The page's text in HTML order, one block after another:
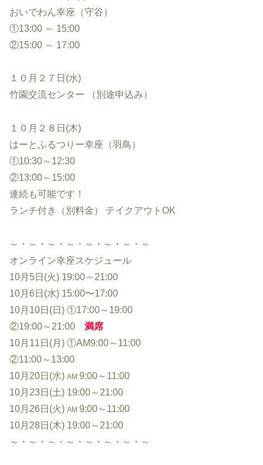
おいでわん幸座（守谷）
①13:00 ～ 15:00
②15:00 ～ 17:00
１０月２７日(水)
竹園交流センター （別途申込み）
１０月２８日(木)
はーとふるつりー幸座（羽鳥）
①10:30～12:30
②13:00～15:00
連続も可能です！
ランチ付き（別料金） テイクアウトOK
～・～・～・～・～・～・～・～
オンライン幸座スケジュール
10月5日(火) 19:00～21:00
10月6日(水) 15:00〜17:00
10月10日(日) ①17:00～19:00
②19:00～21:00 満席
10月11日(月) ①AM9:00～11:00
②11:00～13:00
10月20日(水) AM 9:00～11:00
10月23日(土) 19:00～21:00
10月26日(火) AM 9:00～11:00
10月28日(木) 19:00～21:00
～・～・～・～・～・～・～・～